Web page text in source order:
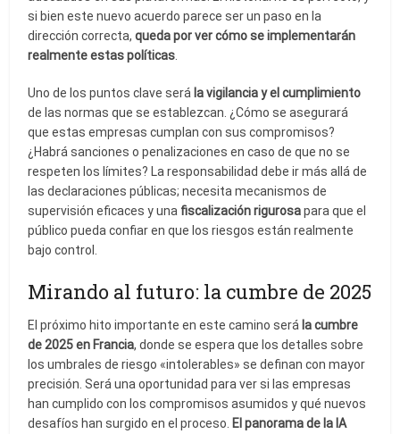
si bien este nuevo acuerdo parece ser un paso en la
dirección correcta,queda por ver cómo se implementarán
realmente estas políticas
Uno de los puntos clave será la vigilancia y el cumplimiento
de las normas que se establezcan. ¿Cómo se asegurará
que estas empresas cumplan con sus compromisos?
¿Habrá sanciones o penalizaciones en caso de que no se
respeten los límites? La responsabilidad debe ir más allá de
las declaraciones públicas; necesita mecanismos de
supervisión eficaces y una fiscalización rigurosapara que el
público pueda confiar en que los riesgos están realmente
bajo control.
Mirando al futuro: la cumbre de 2025
El próximo hito importante en este camino será la cumbre
de 2025 en Francia, donde se espera que los detalles sobre
los umbrales de riesgo «intolerables» se definan con mayor
precisión. Será una oportunidad para ver si las empresas
han cumplido con los compromisos asumidos y qué nuevos
desafíos han surgido en el proceso. El panorama de la IA